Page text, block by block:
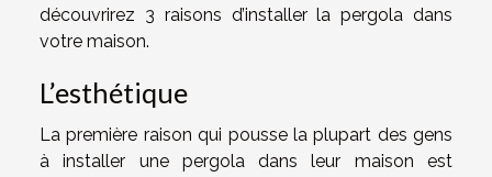
découvrirez 3 raisons d’installer la pergola dans
votre maison.
L’esthétique
La première raison qui pousse la plupart des gens
à installer une pergola dans leur maison est